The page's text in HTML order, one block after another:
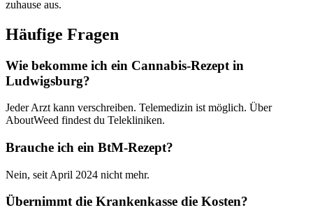
zuhause aus.
Häufige Fragen
Wie bekomme ich ein Cannabis-Rezept in
Ludwigsburg?
Jeder Arzt kann verschreiben. Telemedizin ist möglich. Über
AboutWeed findest du Telekliniken.
Brauche ich ein BtM-Rezept?
Nein, seit April 2024 nicht mehr.
Übernimmt die Krankenkasse die Kosten?